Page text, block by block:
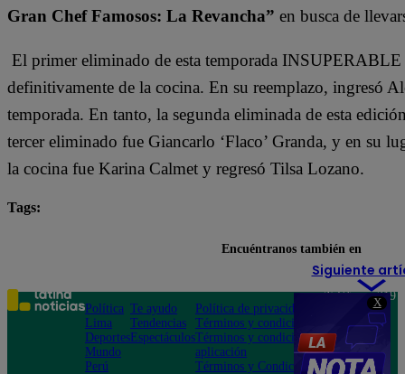
X
Gran Chef Famosos: La Revancha” en busca de
El primer eliminado de esta temporada
definitivamente de la cocina. En su reemplazo, ingresó
temporada. En tanto, la segunda eliminada de esta
tercer eliminado fue Giancarlo ‘Flaco’ Granda, y en su
la cocina fue Karina Calmet y regresó Tilsa Lozano.
Tags:
Siguiente
Encuéntranos también en
Política
Lima
Deportes
Mundo
Perú
Te ayudo
Tendencias
Espectáculos
Política de privacidad
Términos y condiciones
Términos y condiciones
aplicación
Términos y Condiciones
Teléfono: 219
Av. San
Felipe 968
Jesús María